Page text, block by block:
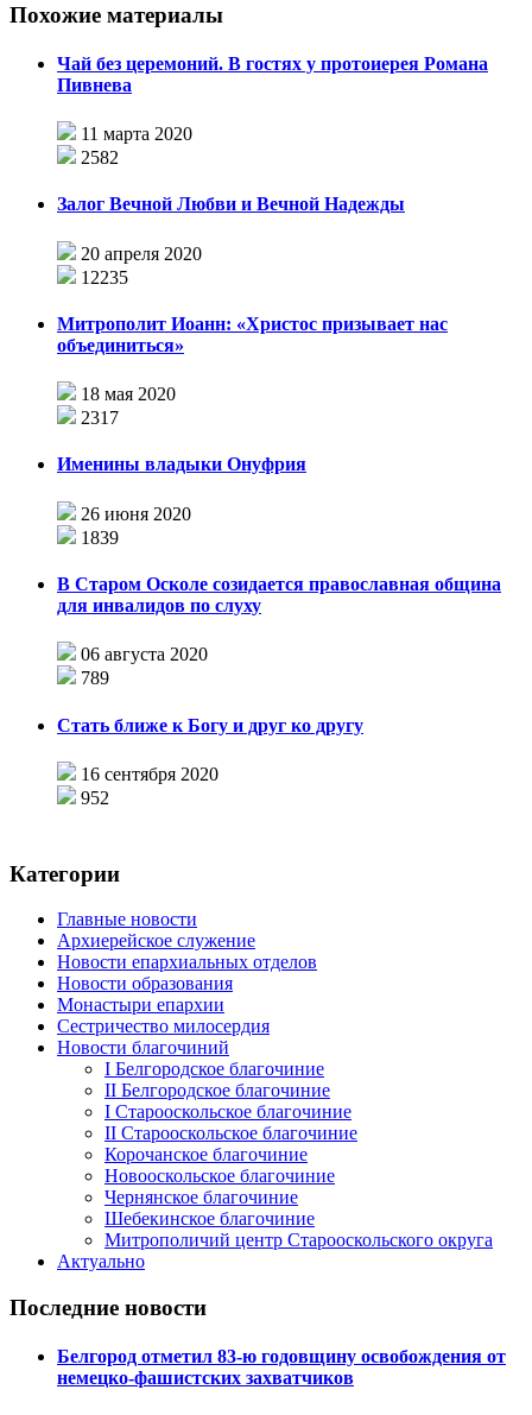
Похожие материалы
Чай без церемоний. В гостях у протоиерея Романа
Пивнева
11 марта 2020
2582
Залог Вечной Любви и Вечной Надежды
20 апреля 2020
12235
Митрополит Иоанн: «Христос призывает нас
объединиться»
18 мая 2020
2317
Именины владыки Онуфрия
26 июня 2020
1839
В Старом Осколе созидается православная община
для инвалидов по слуху
06 августа 2020
789
Стать ближе к Богу и друг ко другу
16 сентября 2020
952
Категории
Главные новости
Архиерейское служение
Новости епархиальных отделов
Новости образования
Монастыри епархии
Сестричество милосердия
Новости благочиний
I Белгородское благочиние
II Белгородское благочиние
I Старооскольское благочиние
II Старооскольское благочиние
Корочанское благочиние
Новооскольское благочиние
Чернянское благочиние
Шебекинское благочиние
Митрополичий центр Старооскольского округа
Актуально
Последние новости
Белгород отметил 83-ю годовщину освобождения от
немецко-фашистских захватчиков